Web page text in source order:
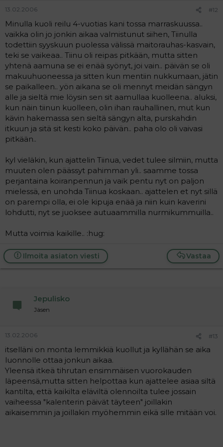
13.02.2006 #12
Minulla kuoli reilu 4-vuotias kani tossa marraskuussa..
vaikka olin jo jonkin aikaa valmistunut siihen, Tiinulla
todettiin syyskuun puolessa välissä maitorauhas-kasvain,
teki se vaikeaa.. Tiinu oli reipas pitkään, mutta sitten
yhtenä aamuna se ei enää syönyt, joi vain.. päivän se oli
makuuhuoneessa ja sitten kun mentiin nukkumaan, jätin
se paikalleen.. yön aikana se oli mennyt meidän sängyn
alle ja sieltä mie löysin sen sit aamullaa kuolleena.. aluksi,
kun näin tiinun kuolleen, olin ihan rauhallinen, mut kun
kävin hakemassa sen sieltä sängyn alta, purskahdin
itkuun ja sitä sit kesti koko päivän.. paha olo oli vaivasi
pitkään..
kyl vieläkin, kun ajattelin Tiinua, vedet tulee silmiin, mutta
muuten olen päässyt pahimman yli.. saamme tossa
perjantaina koiranpennun ja vaik pentu nyt on paljon
mielessä, en unohda Tiinua koskaan.. ajattelen et nyt sillä
on parempi olla, ei ole kipuja enää ja niin kuin kaverini
lohdutti, nyt se juoksee autuaammilla nurmikummuilla..
Mutta voimia kaikille.. :hug:
Vastaa
Ilmoita asiaton viesti
Jepulisko
Jäsen
13.02.2006 #13
itselläni on monta lemmikkiä kuollut ja kyllähän se aika
luonnolle ottaa jonkun aikaa.
Yleensä itkeä tihrutan ensimmäisen vuorokauden
läpeensä,mutta sitten helpottaa kun ajattelee asiaa siltä
kantilta, että kaikilta eläviltä olennoilta tulee jossain
vaiheessa "kalenterin päivät täyteen" joillakin
aikaisemmin ja joillakin myöhemmin eikä sille mitään voi.